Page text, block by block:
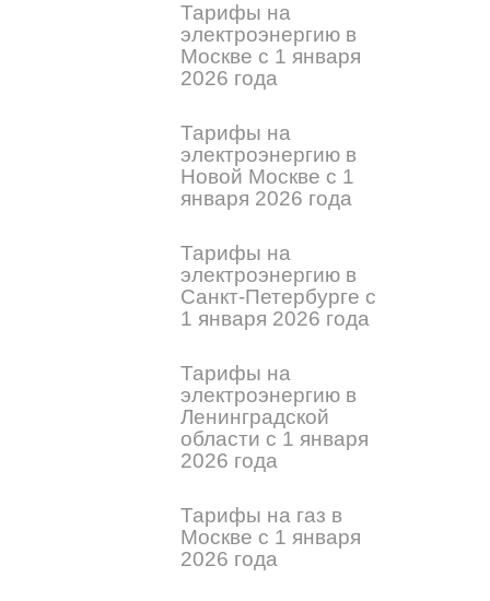
Тарифы на
электроэнергию в
Москве с 1 января
2026 года
Тарифы на
электроэнергию в
Новой Москве с 1
января 2026 года
Тарифы на
электроэнергию в
Санкт-Петербурге с
1 января 2026 года
Тарифы на
электроэнергию в
Ленинградской
области с 1 января
2026 года
Тарифы на газ в
Москве с 1 января
2026 года